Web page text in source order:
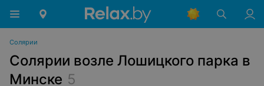
Солярии
Солярии возле Лошицкого парка в
Минске 5